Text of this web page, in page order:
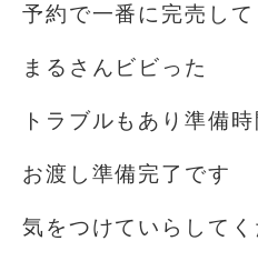
予約で一番に完売して️
まるさんビビった
トラブルもあり準備
お渡し準備完了です
気をつけていらしてく